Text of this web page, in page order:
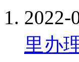
2022-
里办